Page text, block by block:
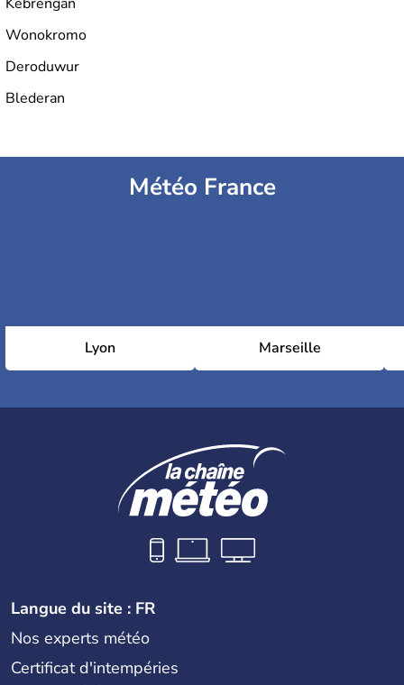
Wonokromo
Deroduwur
Blederan
Météo France
Lyon Marseille
Langue du site : FR
Nos experts météo
Certificat d'intempéries